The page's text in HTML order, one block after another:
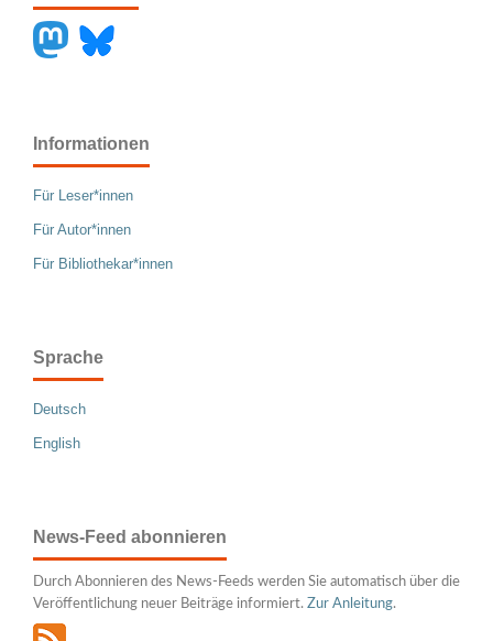
Informationen
Für Leser*innen
Für Autor*innen
Für Bibliothekar*innen
Sprache
Deutsch
English
News-Feed abonnieren
Durch Abonnieren des News-Feeds werden Sie automatisch über die
Veröffentlichung neuer Beiträge informiert. Zur Anleitung.